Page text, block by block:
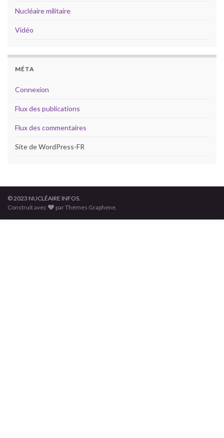
Nucléaire militaire
Vidéo
MÉTA
Connexion
Flux des publications
Flux des commentaires
Site de WordPress-FR
© 2023 NUCLÉAIRE INFOS.
Construit avec
par Thèmes Graphene.